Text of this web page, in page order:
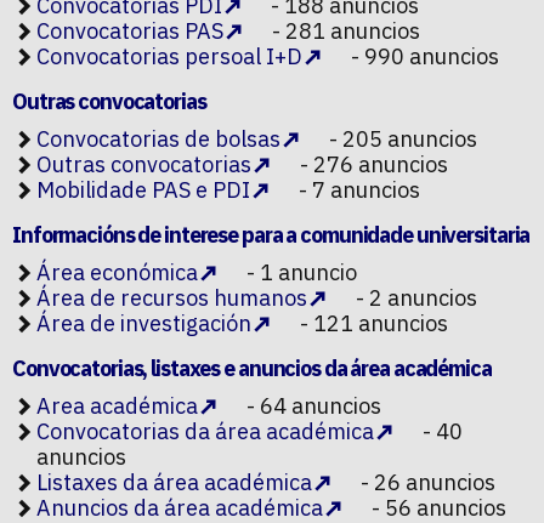
Convocatorias PAS
- 281 anuncios
Convocatorias persoal I+D
- 990 anuncios
Outras convocatorias
Convocatorias de bolsas
- 205 anuncios
Outras convocatorias
- 276 anuncios
Mobilidade PAS e PDI
- 7 anuncios
Informacións de interese para a comunidade universitaria
Área económica
- 1 anuncio
Área de recursos humanos
- 2 anuncios
Área de investigación
- 121 anuncios
Convocatorias, listaxes e anuncios da área académica
Area académica
- 64 anuncios
Convocatorias da área académica
- 40
anuncios
Listaxes da área académica
- 26 anuncios
Anuncios da área académica
- 56 anuncios